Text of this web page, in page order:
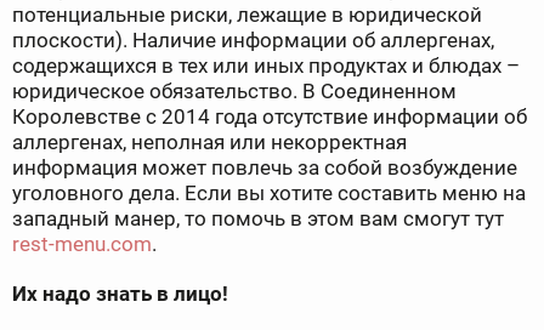
потенциальные риски, лежащие в юридической
плоскости). Наличие информации об аллергенах,
содержащихся в тех или иных продуктах и блюдах –
юридическое обязательство. В Соединенном
Королевстве с 2014 года отсутствие информации об
аллергенах, неполная или некорректная
информация может повлечь за собой возбуждение
уголовного дела. Если вы хотите составить меню на
западный манер, то помочь в этом вам смогут тут
rest-menu.com.
Их надо знать в лицо!